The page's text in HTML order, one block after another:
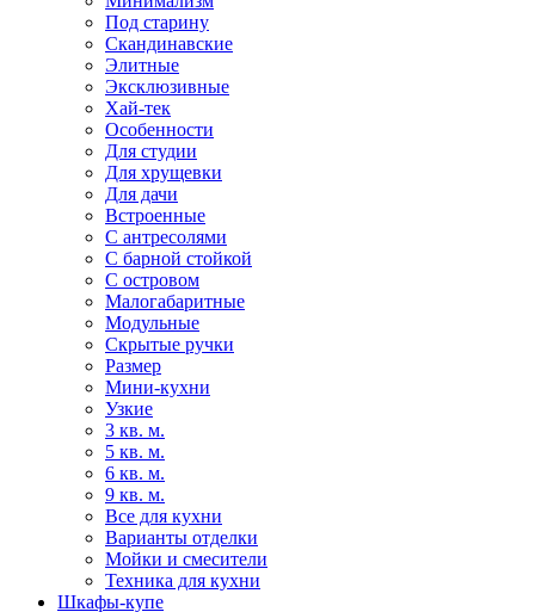
Под старину
Скандинавские
Элитные
Эксклюзивные
Хай-тек
Особенности
Для студии
Для хрущевки
Для дачи
Встроенные
С антресолями
С барной стойкой
С островом
Малогабаритные
Модульные
Скрытые ручки
Размер
Мини-кухни
Узкие
3 кв. м.
5 кв. м.
6 кв. м.
9 кв. м.
Все для кухни
Варианты отделки
Мойки и смесители
Техника для кухни
Шкафы-купе